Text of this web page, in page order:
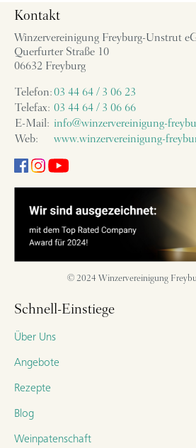
Kontakt
Winzervereinigung Freyburg-Unstrut
Querfurter Straße 10
06632 Freyburg
Telefon:03 44 64 / 3 06 23
Telefax: 03 44 64 / 3 06 66
E-Mail: info@winzervereinigung-
Web:
www.winzervereinigung-
© 2024 Winzervereinigung
Schnell-Einstiege
Über Uns
Angebote
Rezepte
Blog
Weinpatenschaft